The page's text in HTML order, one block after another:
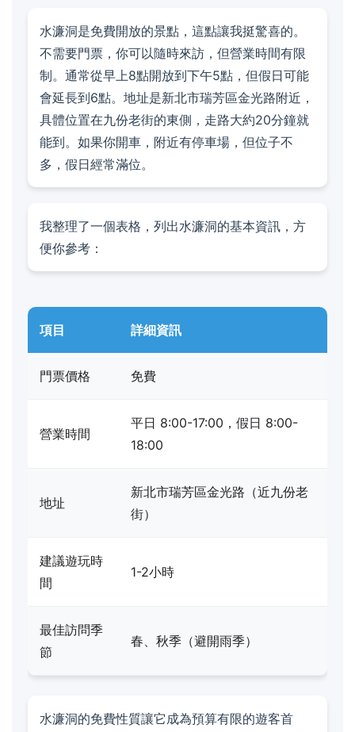
水濂洞是免費開放的景點，這點讓我挺驚喜的。
不需要門票，你可以隨時來訪，但營業時間有限
制。通常從早上8點開放到下午5點，但假日可能
會延長到6點。地址是新北市瑞芳區金光路附近，
具體位置在九份老街的東側，走路大約20分鐘就
能到。如果你開車，附近有停車場，但位子不
多，假日經常滿位。
我整理了一個表格，列出水濂洞的基本資訊，方
便你參考：
項目 詳細資訊
門票價格 免費
營業時間
平日 8:00-17:00，假日 8:00-
18:00
地址
新北市瑞芳區金光路（近九份老
街）
建議遊玩時
間
1-2小時
最佳訪問季
節
春、秋季（避開雨季）
水濂洞的免費性質讓它成為預算有限的遊客首